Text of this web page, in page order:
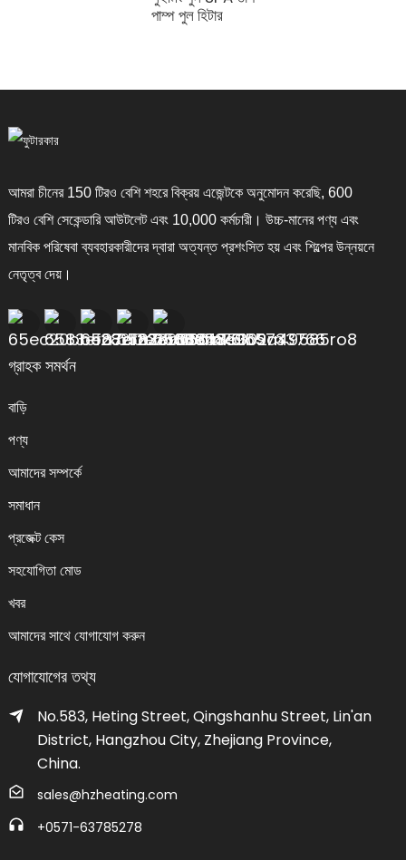
পাম্প পুল হিটার
আমরা চীনের 150 টিরও বেশি শহরে বিক্রয় এজেন্টকে অনুমোদন করেছি, 600
টিরও বেশি সেকেন্ডারি আউটলেট এবং 10,000 কর্মচারী। উচ্চ-মানের পণ্য এবং
মানবিক পরিষেবা ব্যবহারকারীদের দ্বারা অত্যন্ত প্রশংসিত হয় এবং শিল্পের উন্নয়নে
নেতৃত্ব দেয়।
গ্রাহক সমর্থন
বাড়ি
পণ্য
আমাদের সম্পর্কে
সমাধান
প্রজেক্ট কেস
সহযোগিতা মোড
খবর
আমাদের সাথে যোগাযোগ করুন
যোগাযোগের তথ্য
No.583, Heting Street, Qingshanhu Street, Lin'an
District, Hangzhou City, Zhejiang Province,
China.
sales@hzheating.com
+0571-63785278